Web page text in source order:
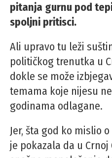
pitanja gurnu pod
spoljni pritisci.
Ali upravo tu leži
političkog trenutka u
dokle se može
temama koje nijesu
godinama odlagane.
Jer, šta god ko mislio
je pokazala da u